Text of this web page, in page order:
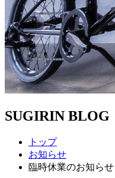
SUGIRIN BLOG
トップ
お知らせ
臨時休業のお知らせ